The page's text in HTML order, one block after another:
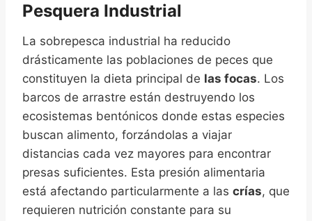
Pesquera Industrial
La sobrepesca industrial ha reducido
drásticamente las poblaciones de peces que
constituyen la dieta principal de las focas. Los
barcos de arrastre están destruyendo los
ecosistemas bentónicos donde estas especies
buscan alimento, forzándolas a viajar
distancias cada vez mayores para encontrar
presas suficientes. Esta presión alimentaria
está afectando particularmente a las crías, que
requieren nutrición constante para su